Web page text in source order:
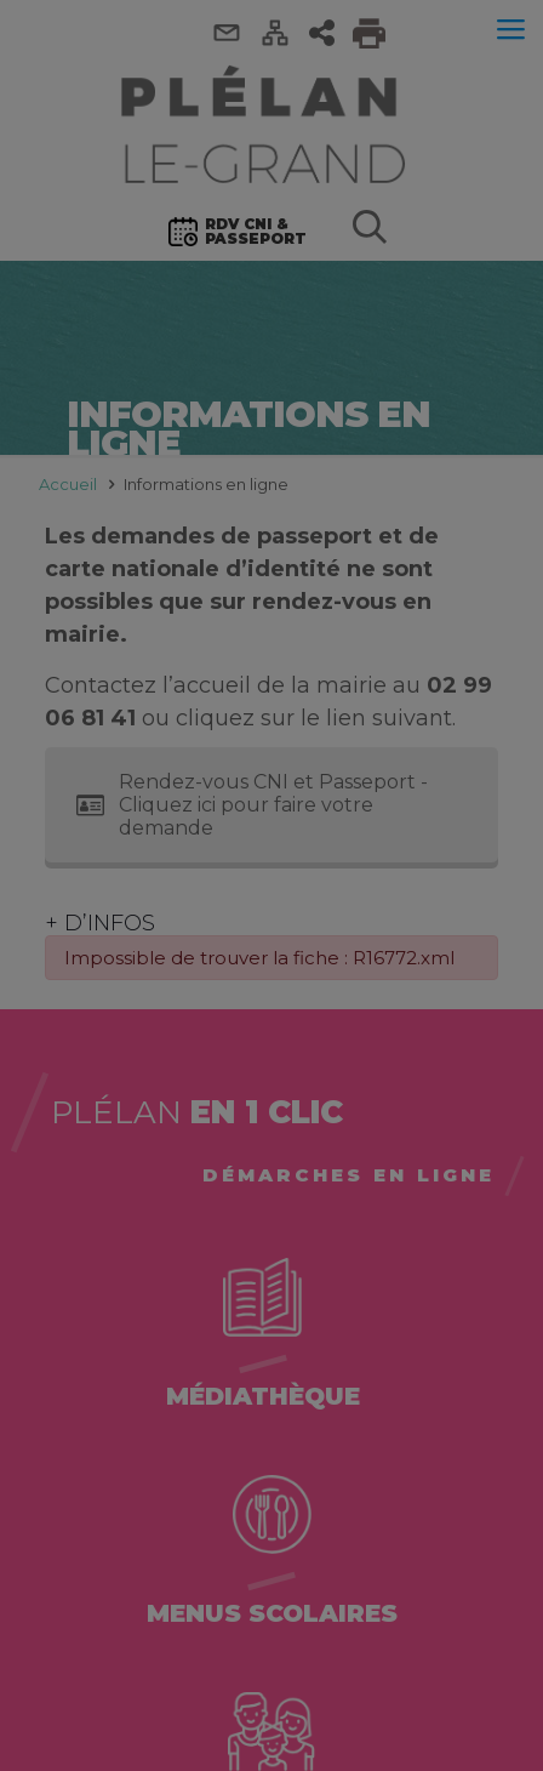
RDV CNI &
PASSEPORT
INFORMATIONS EN
LIGNE
Accueil Informations en ligne
Les demandes de passeport et de
carte nationale d’identité ne sont
possibles que sur rendez-vous en
mairie.
Contactez l’accueil de la mairie au 02 99
06 81 41 ou cliquez sur le lien suivant.
Rendez-vous CNI et Passeport -
Cliquez ici pour faire votre
demande
+ D’INFOS
Impossible de trouver la fiche : R16772.xml
PLÉLAN EN 1 CLIC
DÉMARCHES EN LIGNE
MÉDIATHÈQUE
MENUS SCOLAIRES